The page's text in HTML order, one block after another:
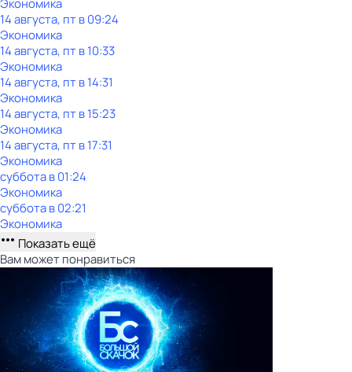
Экономика
14 августа, пт в 09:24
Экономика
14 августа, пт в 10:33
Экономика
14 августа, пт в 14:31
Экономика
14 августа, пт в 15:23
Экономика
14 августа, пт в 17:31
Экономика
субботав01:24
Экономика
субботав02:21
Экономика
Показать ещё
Вам может понравиться